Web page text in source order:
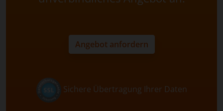
Angebot anfordern
Sichere Übertragung Ihrer Daten